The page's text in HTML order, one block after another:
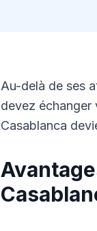
Au-delà de ses
devez échanger
Casablanca